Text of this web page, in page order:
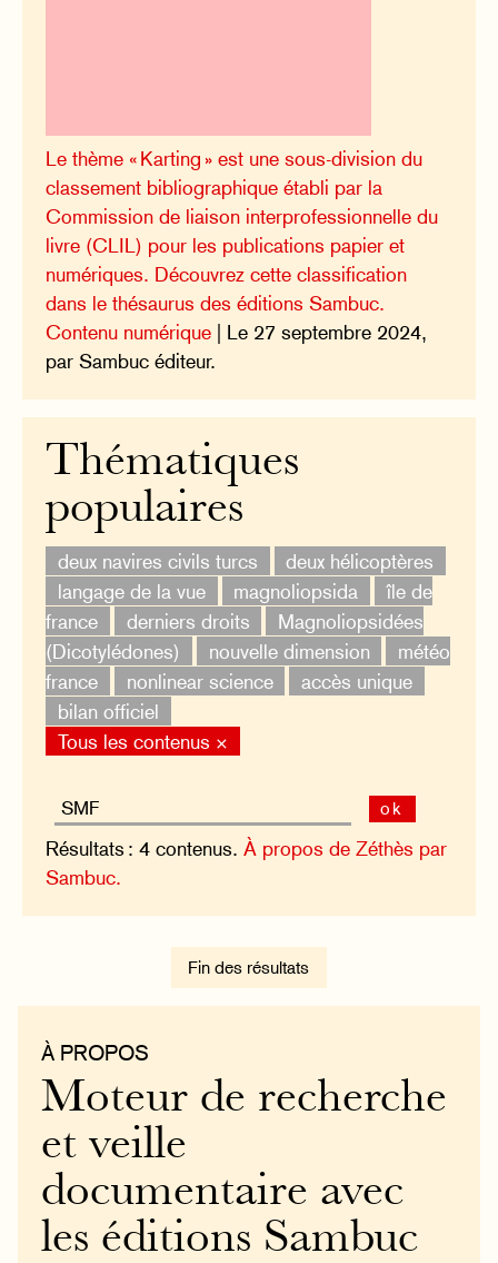
Le thème « Karting » est une sous-division du
classement bibliographique établi par la
Commission de liaison interprofessionnelle du
livre (CLIL) pour les publications papier et
numériques. Découvrez cette classification
dans le thésaurus des éditions Sambuc.
Contenu numérique | Le 27 septembre 2024,
par Sambuc éditeur.
Thématiques
populaires
deux navires civils turcs
deux hélicoptères
langage de la vue
magnoliopsida
île de
france
derniers droits
Magnoliopsidées
(Dicotylédones)
nouvelle dimension
météo
france
nonlinear science
accès unique
bilan officiel
Tous les contenus ×
ok
Résultats : 4 contenus.À propos de Zéthès par
Sambuc.
Fin des résultats
À PROPOS
Moteur de recherche
et veille
documentaire avec
les éditions Sambuc